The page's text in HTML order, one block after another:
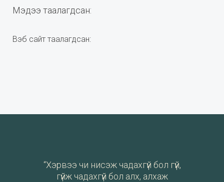
Мэдээ таалагдсан:
Вэб сайт таалагдсан:
“Хэрвээ чи нисэж чадахгүй бол гүй,
гүйж чадахгүй бол алх, алхаж